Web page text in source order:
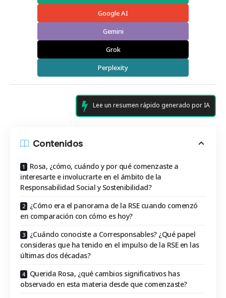
Google AI
Gemini
Grok
Perplexity
Lee un resumen rápido generado por IA
Contenidos
Rosa, ¿cómo, cuándo y por qué comenzaste a
interesarte e involucrarte en el ámbito de la
Responsabilidad Social y Sostenibilidad?
¿Cómo era el panorama de la RSE cuando comenzó
en comparación con cómo es hoy?
¿Cuándo conociste a Corresponsables? ¿Qué papel
consideras que ha tenido en el impulso de la RSE en las
últimas dos décadas?
Querida Rosa, ¿qué cambios significativos has
observado en esta materia desde que comenzaste?